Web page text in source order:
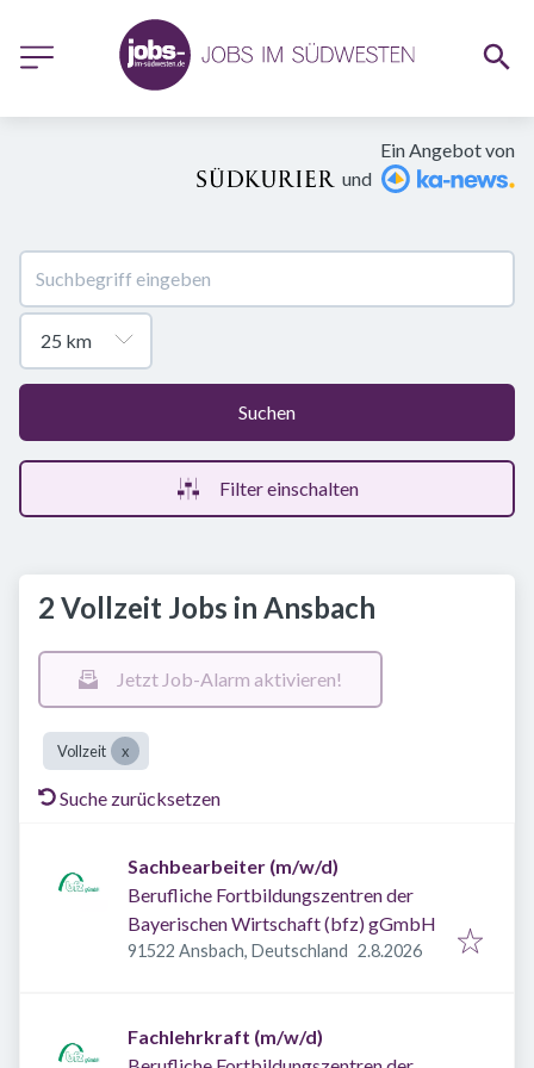
Ein Angebot von
und
Suchen
Filter einschalten
2 Vollzeit Jobs in Ansbach
Jetzt Job-Alarm aktivieren!
Vollzeit
Suche zurücksetzen
Sachbearbeiter (m/w/d)
Berufliche Fortbildungszentren der
Bayerischen Wirtschaft (bfz) gGmbH
91522 Ansbach, Deutschland Veröffentlicht:
2.8.2026
Fachlehrkraft (m/w/d)